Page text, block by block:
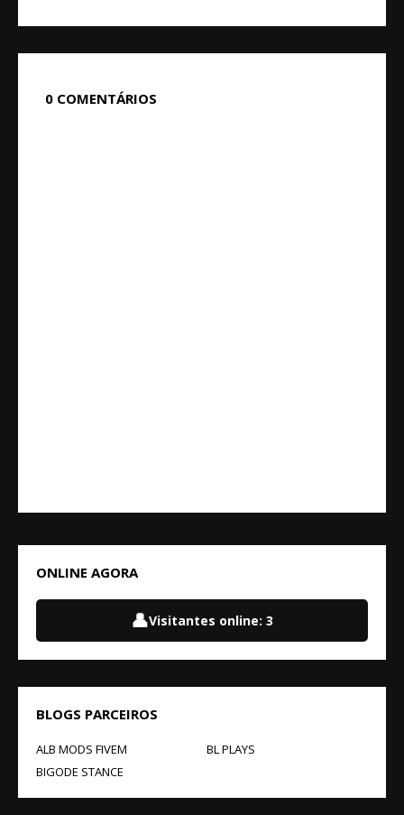
0 COMENTÁRIOS
ONLINE AGORA
👤Visitantes online: 3
BLOGS PARCEIROS
ALB MODS FIVEM
BL PLAYS
BIGODE STANCE